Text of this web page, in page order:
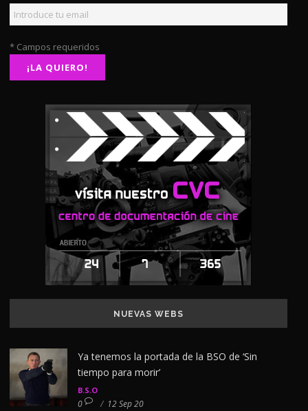
* Campos requeridos
NUEVAS WEBS
Ya tenemos la portada de la BSO de ‘Sin
tiempo para morir’
B.S.O
0 / 12 Sep 20